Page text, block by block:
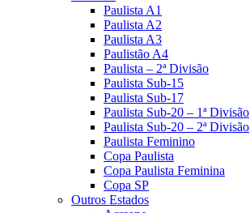
Paulista A1
Paulista A2
Paulista A3
Paulistão A4
Paulista – 2ª Divisão
Paulista Sub-15
Paulista Sub-17
Paulista Sub-20 – 1ª Divisão
Paulista Sub-20 – 2ª Divisão
Paulista Feminino
Copa Paulista
Copa Paulista Feminina
Copa SP
Outros Estados